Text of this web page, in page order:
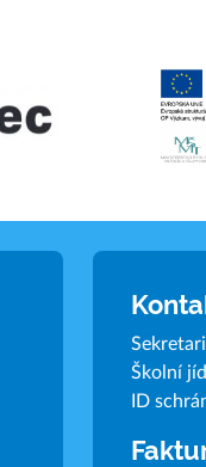
Školní
ID